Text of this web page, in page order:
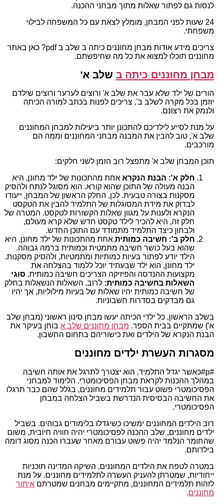
לנסות גם לפתור שאלות מתוך מבחני ההכנה.
24 שעות לפני המבחן, מומלץ לצאת עם כל המשפחה לבילוי
משפחתי.
צריכים מידע אודות מבחן מחוננים כיתה ב שלב ב pdf? כאן באתר
מחוננים תוכלו למצוא את כל מה שחיפשתם.
מבחן מחוננים כיתה ב שלב א'
הורים של ילד שלא עבר את שלב א' ורוצים לערער ורוצים שילדם
יוזמן בכל מקרה לשלב ב', צריכים לפנות בכתב למורה הכיתה
ולנמק את רצונם.
על מנת לסייע לילדיכם להתכונן יותר ביעילות למבחן המחוננים
שלב א', טוב להבין את המבנה מבחני המחוננים וממה הם
מורכבים.
תוכן המבחן שלב א' מתפצל רוב הזמן לשני חלקים:
חלק א': הבנת הנקרא אחת מהתכונות של ילד מחונן, היא
הבנה מעולה של התוכן שהוא קורא. הוא מסוגל לנתח ולהסיק
מסקנות בצורה טבעית. לכן, החלק הראשון של המבחן, ייעודו
לבדוק את מידת המסוגלות של התלמיד להבין את הטקסט
הנקרא ולענות על מגוון שאלות הקשורות לטקסט. המטרה של
חלק זה, היא להכיר לילד טקסט חדש שלא קרא מעולם,
ולבחון כיצד התלמיד מתמודד עם התוכן החדש.
חלק ב': חשיבה כמותית אחת מהתכונות של ילד מחונן, היא
שהוא בעל כושר חשיבה מתמטית וכמותית ברמה גבוהה.
הילד יודע לפתור בעיות כמותיות ומתמטיות, ולהסיק מסקנות.
ילד מחונן, הוא ילד שבעתיד יוכל ללמוד בהצלחה את
מקצועות ההנדסה והפיזיקה הצריכים חשיבה כמותית. סוגי
השאלות בחשיבה כמותית: לרוב, השאלות הנשאלות בחלק
של חשיבה כמותית יהיו שאלות של בעיות מילוליות, אך יהיו
גם מבדקים בסדרות חשבוניות.
בשלב הראשון, כל ילדי הכיתה יעשו מבחן סינון ראשוני (מבחן שלב
א') שמתקיים בבית הספר. מבחן מחוננים שלב א בוחן בעיקר את
הבנת הנקרא של הילדים ואת כישוריהם בתחום החשבון.
מסגרות העשרת ילדים מחוננים
#p#כאשר יגדל התלמיד, הוא יצטרך לתרגל את אותה חשיבה
במהלך ההכנות לקראת מבחן הפסיכומטרי. הלימוד למבחני
הפסיכומטרי פשוט עבור תלמידים מחוננים, בגלל שהם כבר תרגלו
את החשיבה הבסיסית הנדרשת בשביל הצלחה במבחן
הפסיכומטרי.
רוב הילדים המחוננים ימשיכו כשיגדלו בלימודים גבוהים. בשביל
ילדים מחוננים, שלב ההכנה לפסיכומטרי יהיה חוויה חיובית, משום
שהחומר הנלמד יהיה פשוט עבורם מאחר שעברו הכנה מסוג דומה
בילדותם.
במטרה לטפח את הילדים המחוננים, השיקה המדינה תוכניות
ייחודיות, שמטרתן להעניק העשרה לתלמידים מחוננים. על מנת
לזהות תלמידים המחוננים, מתקיימים מבחנים שמטרתם איתור
מחוננים.